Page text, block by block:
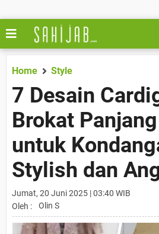
Home Style
7 Desain
Brokat
untuk
Stylish dan
Jumat, 20 Juni 2025 | 03:40 WIB
Oleh :
Olin S